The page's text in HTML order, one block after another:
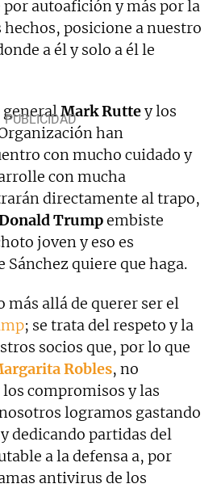
autoafición y más por la
posicione a nuestro
a él y solo a él le
generalMark Ruttey los
han
con mucho cuidado y
con mucha
directamente al trapo,
Trumpembiste
joven y eso es
Sánchez quiere que haga.
más allá de querer ser el
; se trata del respeto y la
socios que, por lo que
Robles, no
compromisos y las
logramos gastando
dedicando partidas del
a la defensa a, por
antivirus de los